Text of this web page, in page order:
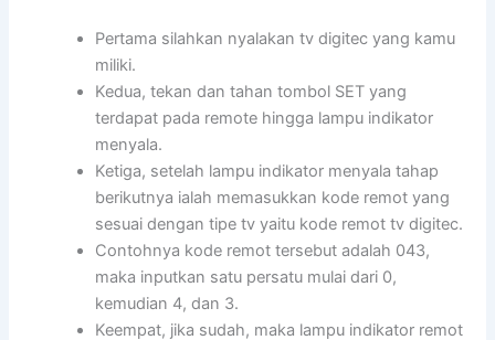
Pertama silahkan nyalakan tv digitec yang kamu
miliki.
Kedua, tekan dan tahan tombol SET yang
terdapat pada remote hingga lampu indikator
menyala.
Ketiga, setelah lampu indikator menyala tahap
berikutnya ialah memasukkan kode remot yang
sesuai dengan tipe tv yaitu kode remot tv digitec.
Contohnya kode remot tersebut adalah 043,
maka inputkan satu persatu mulai dari 0,
kemudian 4, dan 3.
Keempat, jika sudah, maka lampu indikator remot